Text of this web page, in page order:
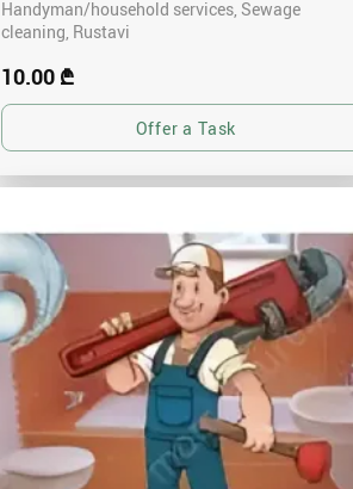
Handyman/household services, Sewage
cleaning Rustavi
10.00 ₾